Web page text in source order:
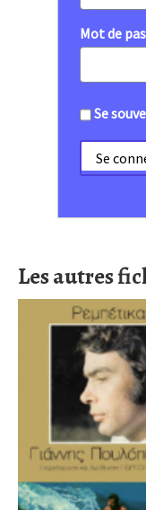
Mot de
Se
Les autres